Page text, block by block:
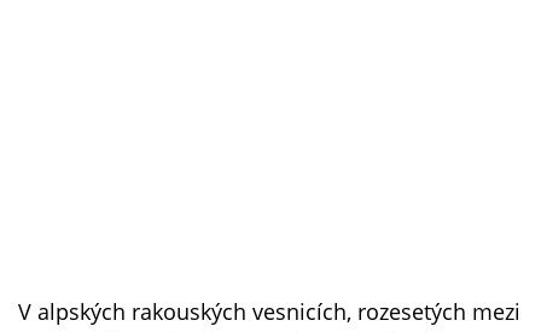
V alpských rakouských vesnicích, rozesetých mezi